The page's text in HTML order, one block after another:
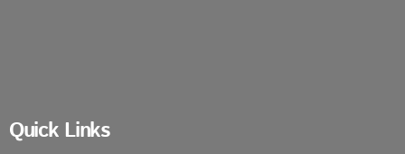
Quick Links